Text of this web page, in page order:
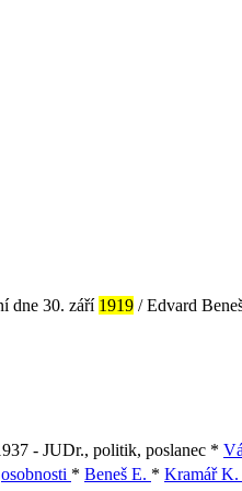
dne 30. září 1919 / Edvard
- JUDr., politik, poslanec *
osobnosti * Beneš E. * Kramář K.